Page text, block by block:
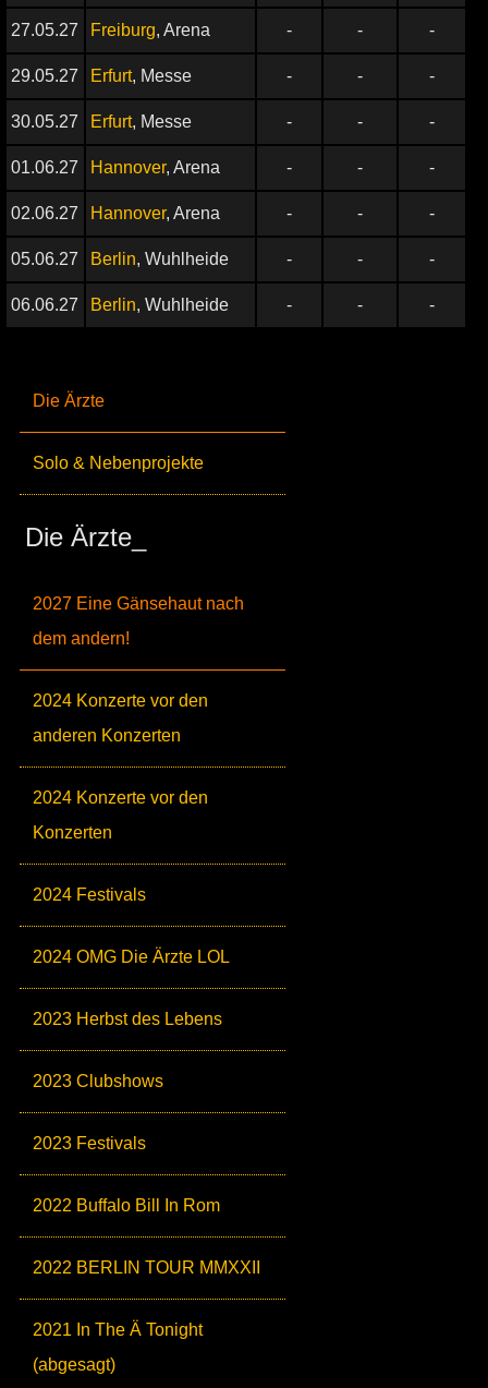
Die Ärzte
Solo & Nebenprojekte
Die Ärzte_
2027 Eine Gänsehaut nach
dem andern!
2024 Konzerte vor den
anderen Konzerten
2024 Konzerte vor den
Konzerten
2024 Festivals
2024 OMG Die Ärzte LOL
2023 Herbst des Lebens
2023 Clubshows
2023 Festivals
2022 Buffalo Bill In Rom
2022 BERLIN TOUR MMXXII
2021 In The Ä Tonight
(abgesagt)
27.05.27 Freiburg, Arena - - -
29.05.27 Erfurt, Messe - - -
30.05.27 Erfurt, Messe - - -
01.06.27 Hannover, Arena - - -
02.06.27 Hannover, Arena - - -
05.06.27 Berlin, Wuhlheide - - -
06.06.27 Berlin, Wuhlheide - - -